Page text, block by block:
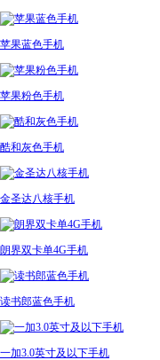
苹果蓝色手机
苹果粉色手机
酷和灰色手机
金圣达八核手机
朗界双卡单4G手机
读书郎蓝色手机
一加3.0英寸及以下手机